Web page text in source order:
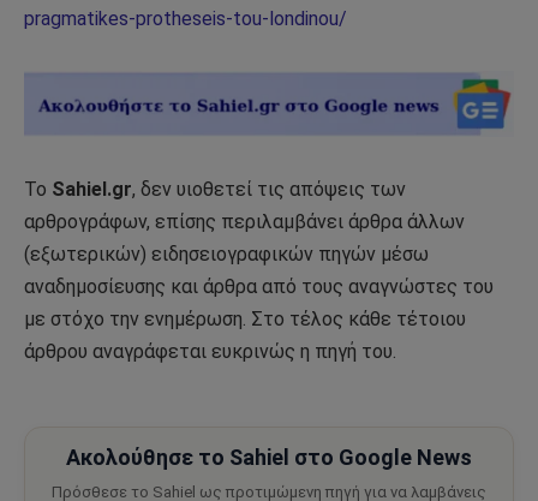
pragmatikes-protheseis-tou-londinou/
Το Sahiel.gr, δεν υιοθετεί τις απόψεις των
αρθρογράφων, επίσης περιλαμβάνει άρθρα άλλων
(εξωτερικών) ειδησειογραφικών πηγών μέσω
αναδημοσίευσης και άρθρα από τους αναγνώστες του
με στόχο την ενημέρωση. Στο τέλος κάθε τέτοιου
άρθρου αναγράφεται ευκρινώς η πηγή του.
Ακολούθησε το Sahiel στο Google News
Πρόσθεσε το Sahiel ως προτιμώμενη πηγή για να λαμβάνεις